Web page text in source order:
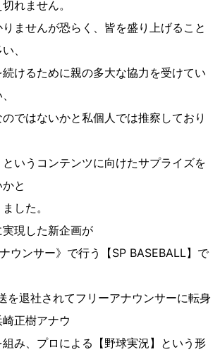
れません。
ませんが恐らく、皆を盛り上げること
、
けるために親の多大な協力を受けてい
ではないかと私個人では推察しており
いうコンテンツに向けたサプライズを
と
した。
現した新企画が
ウンサー》で行う【SP BASEBALL】で
を退社されてフリーアナウンサーに転身
正樹アナウ
み、プロによる【野球実況】という形